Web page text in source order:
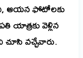
ఆయన ఫోటోలకు
యాత్రకు వెళ్లిన
చూసి వచ్చేవారు.